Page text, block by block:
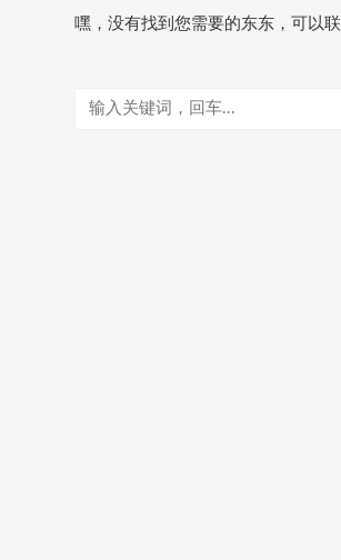
嘿，没有找到您需要的东东，可以